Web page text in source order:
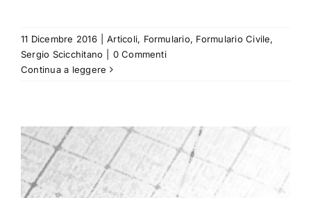
11 Dicembre 2016 Articoli, Formulario, Formulario Civile,
Sergio Scicchitano
0 Commenti
Continua a leggere